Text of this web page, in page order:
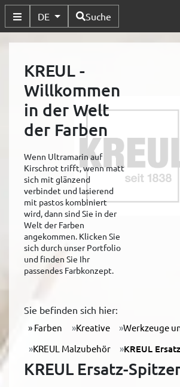
Untermenü Umschalten
DE Verfügbare Sprachen
Suche
KREUL -
Willkommen
in der Welt
der Farben
Wenn Ultramarin auf
Kirschrot trifft, wenn matt
sich mit glänzend
verbindet und lasierend
mit pastos kombiniert
wird, dann sind Sie in der
Welt der Farben
angekommen. Klicken Sie
sich durch unser Portfolio
und finden Sie Ihr
passendes Farbkonzept.
Sie befinden sich hier:
Farben Kreative
Werkzeuge
KREUL Malzubehör
KREUL
KREUL Ersatz-